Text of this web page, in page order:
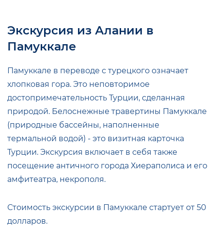
Экскурсия из Алании в
Памуккале
Памуккале в переводе с турецкого означает
хлопковая гора. Это неповторимое
достопримечательность Турции, сделанная
природой. Белоснежные травертины Памуккале
(природные бассейны, наполненные
термальной водой) - это визитная карточка
Турции. Экскурсия включает в себя также
посещение античного города Хиераполиса и его
амфитеатра, некрополя.
Стоимость экскурсии в Памуккале стартует от 50
долларов.